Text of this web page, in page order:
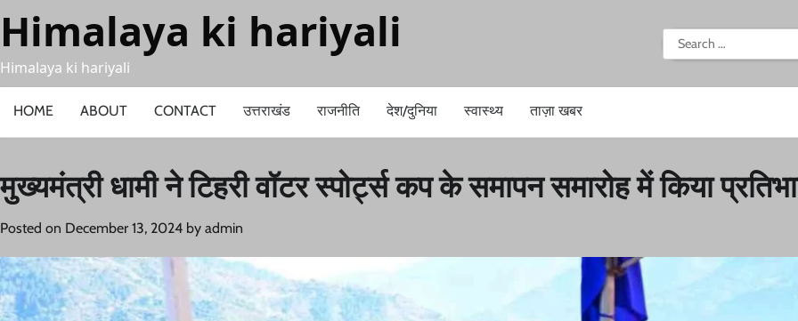
to
content
Himalaya ki hariyali
Himalaya ki hariyali
Search
for:
HOME ABOUT CONTACT उत्तराखंड राजनीति देश/दुनिया स्वास्थ्य ताज़ा खबर
मुख्यमंत्री धामी ने टिहरी वॉटर स्पोर्ट्स कप के समापन समारोह में किया
Posted on December 13, 2024 by admin